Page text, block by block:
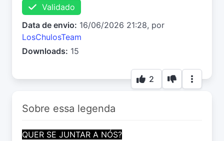
Validado
Data de envio: 16/06/2026 21:28, por
LosChulosTeam
Downloads: 15
2
Sobre essa legenda
QUER SE JUNTAR A NÓS?